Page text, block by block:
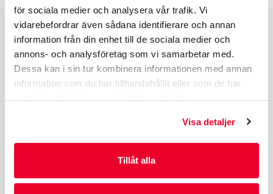
för sociala medier och analysera vår trafik. Vi
vidarebefordrar även sådana identifierare och annan
information från din enhet till de sociala medier och
annons- och analysföretag som vi samarbetar med.
Dessa kan i sin tur kombinera informationen med annan
information som du har tillhandahållit eller som de har
samlat in när du har använt deras tjänster.
Visa detaljer
Tillåt alla
PRODUKTGRUPPER
INDUSTRIFÖRPACKNINGAR
REKLAMFÖRPACKNINGAR
LAMINERADE FÖRPACKNINGAR
KUVERT OCH POSTFÖRPACKNINGAR